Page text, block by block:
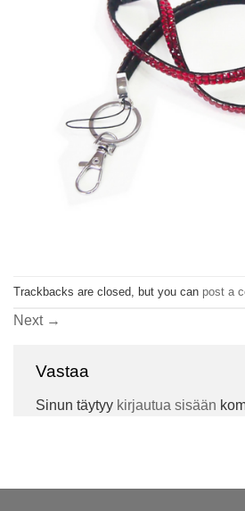
Trackbacks are closed, but you can post a
Next →
Vastaa
Sinun täytyy kirjautua sisään